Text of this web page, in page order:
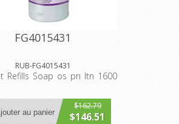
FG4015431
RUB-FG4015431
Refills Soap os pn ltn 1600
$162.79
$146.51
au panier